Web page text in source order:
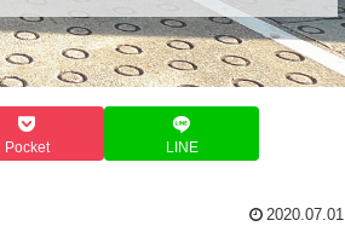
Pocket LINE
2020.07.01